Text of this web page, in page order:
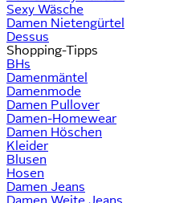
Sexy Wäsche
Damen Nietengürtel
Dessus
Shopping-Tipps
BHs
Damenmäntel
Damenmode
Damen Pullover
Damen-Homewear
Damen Höschen
Kleider
Blusen
Hosen
Damen Jeans
Damen Weite Jeans